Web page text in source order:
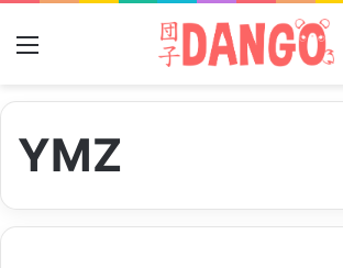
YMZ